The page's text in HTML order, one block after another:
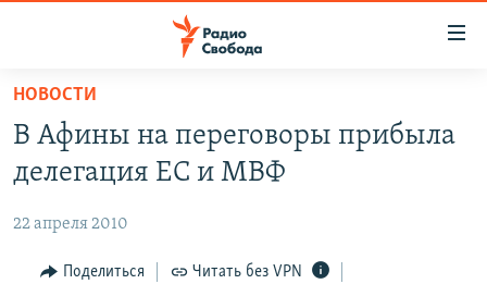
упрощенного
доступа
основному
Вернутся
ПРОГРАММЫ
ПОДКАСТЫ
ЦИТАТЫ СВОБОДЫ
МНЕНИЯ
НОВОСТИ
В Афины на переговоры прибыла
делегация ЕС и МВФ
22 апреля 2010
Поделиться Читать без VPN